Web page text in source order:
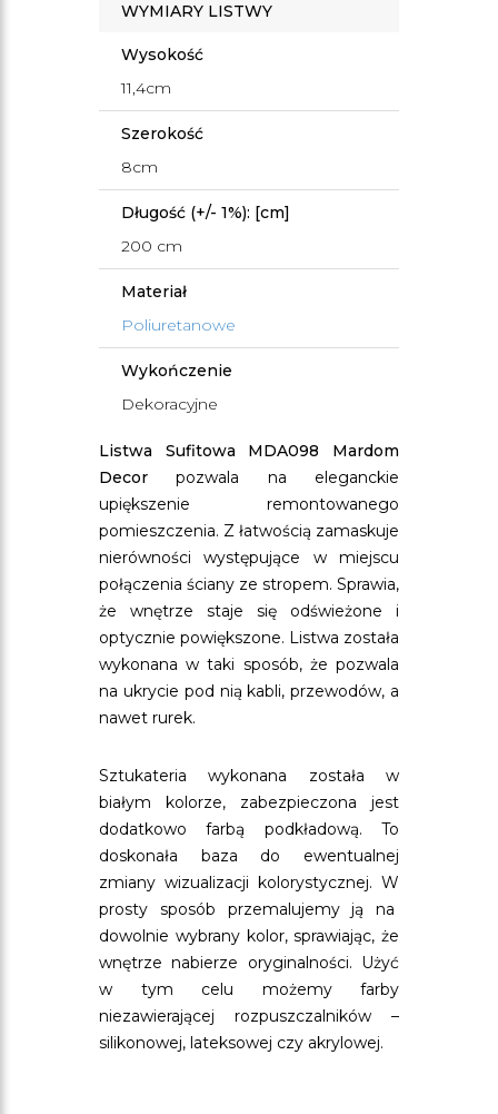
WYMIARY LISTWY
Wysokość
11,4cm
Szerokość
8cm
Długość (+/- 1%): [cm]
200 cm
Materiał
Poliuretanowe
Wykończenie
Dekoracyjne
Listwa Sufitowa MDA098 Mardom
Decor pozwala na eleganckie
upiększenie remontowanego
pomieszczenia. Z łatwością zamaskuje
nierówności występujące w miejscu
połączenia ściany ze stropem. Sprawia,
że wnętrze staje się odświeżone i
optycznie powiększone. Listwa została
wykonana w taki sposób, że pozwala
na ukrycie pod nią kabli, przewodów, a
nawet rurek.
Sztukateria wykonana została w
białym kolorze, zabezpieczona jest
dodatkowo farbą podkładową. To
doskonała baza do ewentualnej
zmiany wizualizacji kolorystycznej. W
prosty sposób przemalujemy ją na
dowolnie wybrany kolor, sprawiając, że
wnętrze nabierze oryginalności. Użyć
w tym celu możemy farby
niezawierającej rozpuszczalników –
silikonowej, lateksowej czy akrylowej.